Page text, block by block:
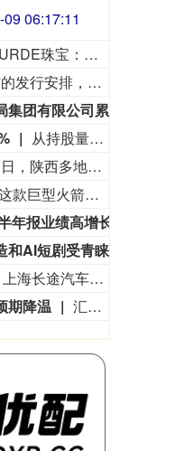
基金指数
06:17:12
LAZURDE珠宝：季度金价上涨。
根据目前的发行安排，下周有4只新股申购，科创板2只，创业板、北交所各有1只。日程安排上，周一（8月10日）可申购科创板新股宇树科技、创业板新股绿控传动、北交所新股双英集团，周五（8月14日）可申购科创板新股高凯技术。
中国铁路：暑运启动以来，中国铁路广州局集团有限公司累计发送旅客超6800万人次。
从持股量变化来看，最近一周12只个股获得南向资金持股量较上周增长超15%，其中3只个股持股量增长均超100%。明略科技-W居首，环比增长624.44%；安克创新、圣邦股份、海致科技集团增幅居前，持股量较上周分别增长169.98%、113.25%、43.27%。
近日，陕西多地出现强降雨天气，给铁路运输安全带来严峻挑战。中国铁路西安局集团有限公司（以下简称“西安铁路局”）织密人防、物防、技防立体防护网，进一步压实安全责任，强化安全隐患排查整治，加强科技运用，以多项硬核举措守牢铁路运输安全防线。
SpaceX 这款巨型火箭于 7 月 24 日进行了第 13 次试飞，从公司位于得克萨斯州南部的 Starbase 基地升空。此次试飞整体表现相当不错，尤其是星舰高达 171 英尺（约 52 米）的上面级飞船“Ship”。它按照计划在澳大利亚西部外海的印度洋海域溅落。 更令人意外的是，Ship 首次在溅落后成功保持完整。即使翻倒并撞击海面，仍然没有解体。目前其依旧保持完整状态，SpaceX 正在将其拖向澳大利亚西部的海岸，以便进行更详细的检查。不过，SpaceX 创始人兼首席执行官埃隆 · 马斯克在 8 月 7 日表示，这次雄心勃勃的回收行动可能难以成功。 马斯克当天下午通过自己旗下的社交平台 X 写道：“遗憾的是，目前来看，回收 Ship 的情况并不乐观。不过，我们还是成功获得了隔热罩和发动机关键区域的近距离照片，这些照片将用于未来的升级改进。” 他是在回应 SpaceX 大约一小时前发布的一则消息。SpaceX 在这篇帖子中介绍了回收工作的最新进展，并公布了两张照片和一段视频。 SpaceX 表示，回收团队“正在克服恶劣的作业条件和越来越汹涌的海况，努力将这艘长达 52 米的飞船拖回港口”。
年报业绩高增长
和AI短剧受青睐
上海长途汽车客运总站有限公司介绍，受今年第13号台风 “白海豚” 外围影响，上海发布暴雨红色预警，根据行业管理部门管控要求，2026年8月9日上海全域长途客运班次全部停运，上海长途客运总站临时关停。
期降温
汇丰预期，本次通胀多项核心分项会出现超预期降温，带动整体CPI与核心CPI双双低于市场一致预期。荷兰国际集团（ING）首席国际经济学家詹姆斯·奈特利表示，近期非农大幅不及预期，给美联储加息蒙上巨大疑云。美联储可能将利率维持不变，甚至延续至2027年，但最终高度取决于通胀走势，以及美伊能否达成协议重开霍尔木兹海峡。